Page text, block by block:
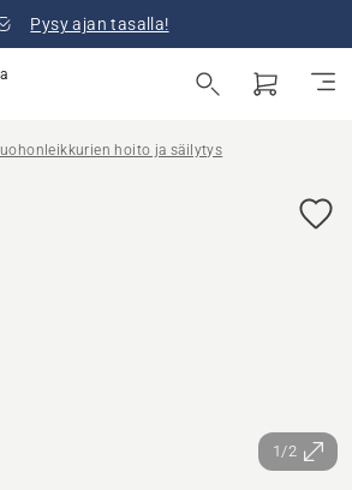
Pysy ajan tasalla!
hoito ja säilytys
1/2